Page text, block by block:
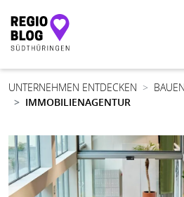
Hauptnavigation
UNTERNEHMEN ENTDECKEN
IMMOBILIENAGENTUR